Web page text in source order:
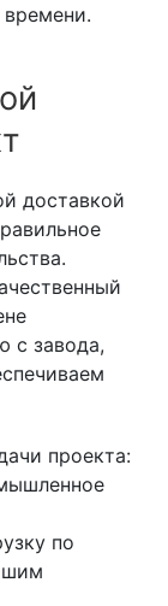
доставкой
с завода,
проекта:
по